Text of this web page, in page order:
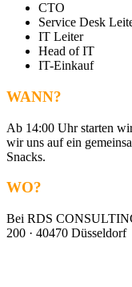
CTO
Service Desk
IT Leiter
Head of IT
IT-Einkauf
WANN?
Ab 14:00 Uhr starten
wir uns auf ein
Snacks.
WO?
Bei RDS
200 · 40470 Düsseldorf